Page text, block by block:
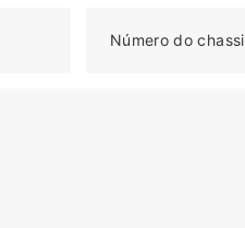
Número do chassi